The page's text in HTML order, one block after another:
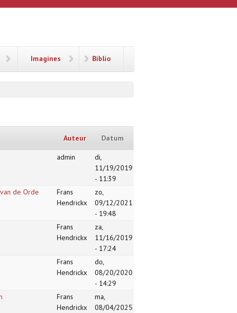
Imagines Biblio
Auteur Datum
admin
di,
11/19/2019
- 11:39
de Orde
Frans
Hendrickx
zo,
09/12/2021
- 19:48
Frans
Hendrickx
za,
11/16/2019
- 17:24
Frans
Hendrickx
do,
08/20/2020
- 14:29
Frans
Hendrickx
ma,
08/04/2025